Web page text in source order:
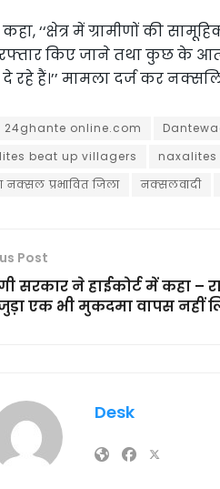
कहा, ‘‘क्षेत्र में ग्रामीणों की
किए जाने तथा कुछ के
रहे हैं।’’ मामला दर्ज कर
24ghante online.com
beat up villagers
नक्सल प्रभावित जिला
नक्सलवादी
Post
सरकार ने हाईकोर्ट में कहा –
एक भी मुकदमा वापस नहीं
Desk